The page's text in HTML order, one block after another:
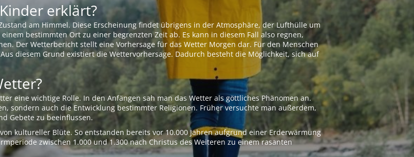
erklärt?
am Himmel. Diese Erscheinung findet übrigens in der Atmosphäre, der Lufthülle um
bestimmten Ort zu einer begrenzten Zeit ab. Es kann in diesem Fall also regnen,
Der Wetterbericht stellt eine Vorhersage für das Wetter Morgen dar. Für den Menschen
diesem Grund existiert die Wettervorhersage. Dadurch besteht die Möglichkeit, sich auf
eine wichtige Rolle. In den Anfängen sah man das Wetter als göttliches Phänomen an.
sondern auch die Entwicklung bestimmter Religionen. Früher versuchte man außerdem,
Gebete zu beeinflussen.
kultureller Blüte. So entstanden bereits vor 10.000 Jahren aufgrund einer Erderwärmung
zwischen 1.000 und 1.300 nach Christus des Weiteren zu einem rasanten